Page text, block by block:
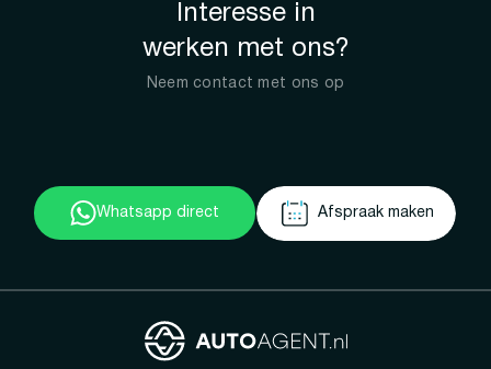
Interesse in
werken met ons?
Neem contact met ons op
Whatsapp direct Afspraak maken